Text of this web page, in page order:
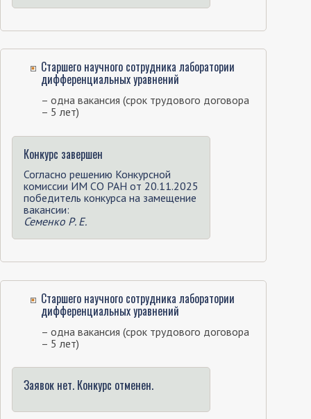
Старшего научного сотрудника лаборатории
дифференциальных уравнений
– одна вакансия (срок трудового договора
– 5 лет)
Конкурс завершен
Согласно решению Конкурсной
комиссии ИМ СО РАН от 20.11.2025
победитель конкурса на замещение
вакансии:
Семенко Р. Е.
Старшего научного сотрудника лаборатории
дифференциальных уравнений
– одна вакансия (срок трудового договора
– 5 лет)
Заявок нет. Конкурс отменен.